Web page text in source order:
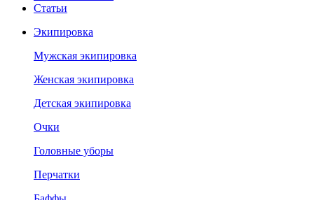
Статьи
Экипировка
Мужская экипировка
Женская экипировка
Детская экипировка
Очки
Головные уборы
Перчатки